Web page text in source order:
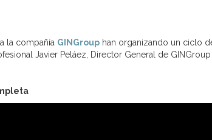
la compañía GINGroup han organizando un ciclo
Javier Peláez, Director General de